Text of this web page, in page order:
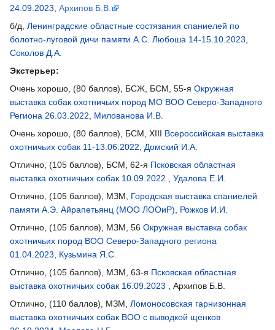
24.09.2023 Архипов Б.В.
б/д, Ленинградские областные состязания спаниелей по
болотно-луговой дичи памяти А.С. Любоша 14-15.10.2023
Соколов Д.А.
Экстерьер:
Очень хорошо, (80 баллов), БСЖ, БСМ, 55-я Окружная
выставка собак охотничьих пород МО ВОО Северо-Западного
Региона 26.03.2022
Милованова И.В.
Очень хорошо, (80 баллов), БСМ, XIII Всероссийская выставка
охотничьих собак 11-13.06.2022
Домский И.А.
Отлично, (105 баллов), БСМ, 62-я Псковская областная
выставка охотничьих собак 10.09.2022
Удалова Е.И.
Отлично, (105 баллов), МЗМ, Городская выставка спаниелей
памяти А.Э. Айрапетьянц (МОО ЛООиР)
Рожков И.И.
Отлично, (105 баллов), МЗМ, 56 Окружная выставка собак
охотничьих пород ВОО Северо-Западного региона
01.04.2023
Кузьмина Я.С.
Отлично, (105 баллов), МЗМ, 63-я Псковская областная
выставка охотничьих собак 16.09.2023
, Архипов Б.В.
Отлично, (110 баллов), МЗМ, Ломоносовская гарнизонная
выставка охотничьих собак ВОО с выводкой щенков